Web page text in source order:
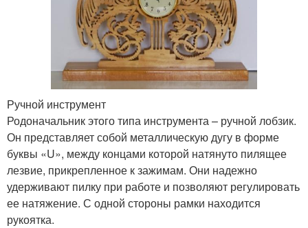
Ручной инструмент
Родоначальник этого типа инструмента – ручной лобзик.
Он представляет собой металлическую дугу в форме
буквы «U», между концами которой натянуто пилящее
лезвие, прикрепленное к зажимам. Они надежно
удерживают пилку при работе и позволяют регулировать
ее натяжение. С одной стороны рамки находится
рукоятка.